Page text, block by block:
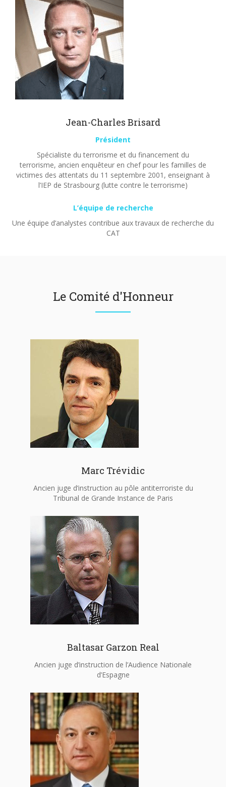
Jean-Charles Brisard
Président
Spécialiste du terrorisme et du financement du
terrorisme, ancien enquêteur en chef pour les familles de
victimes des attentats du 11 septembre 2001, enseignant à
l’IEP de Strasbourg (lutte contre le terrorisme)
L’équipe de recherche
Une équipe d’analystes contribue aux travaux de recherche du
CAT
Le Comité d'Honneur
Marc Trévidic
Ancien juge d’instruction au pôle antiterroriste du
Tribunal de Grande Instance de Paris
Baltasar Garzon Real
Ancien juge d’instruction de l’Audience Nationale
d’Espagne